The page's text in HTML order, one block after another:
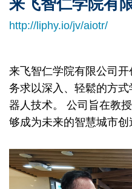
Right
Column
Text
Area
来飞智仁学院有
http://liphy.io/jv/aiotr/
来飞智仁学院有限公司开
务求以深入、轻鬆的方
器人技术。 公司旨在教
够成为未来的智慧城市创
Image
Image